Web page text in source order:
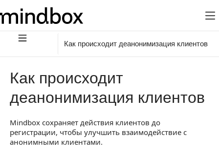
Как происходит деанонимизация клиентов
Как происходит
деанонимизация клиентов
Mindbox сохраняет действия клиентов до
регистрации, чтобы улучшить взаимодействие с
анонимными клиентами.